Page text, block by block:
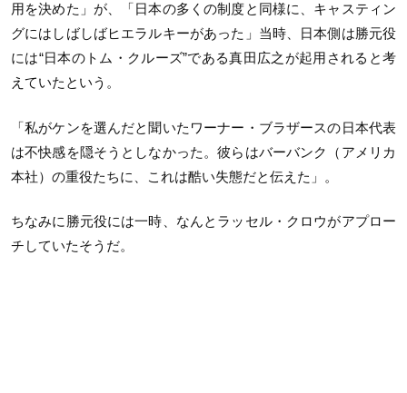
用を決めた」が、「日本の多くの制度と同様に、キャスティン
グにはしばしばヒエラルキーがあった」当時、日本側は勝元役
には“日本のトム・クルーズ”である真田広之が起用されると考
えていたという。
「私がケンを選んだと聞いたワーナー・ブラザースの日本代表
は不快感を隠そうとしなかった。彼らはバーバンク（アメリカ
本社）の重役たちに、これは酷い失態だと伝えた」。
ちなみに勝元役には一時、なんとラッセル・クロウがアプロー
チしていたそうだ。